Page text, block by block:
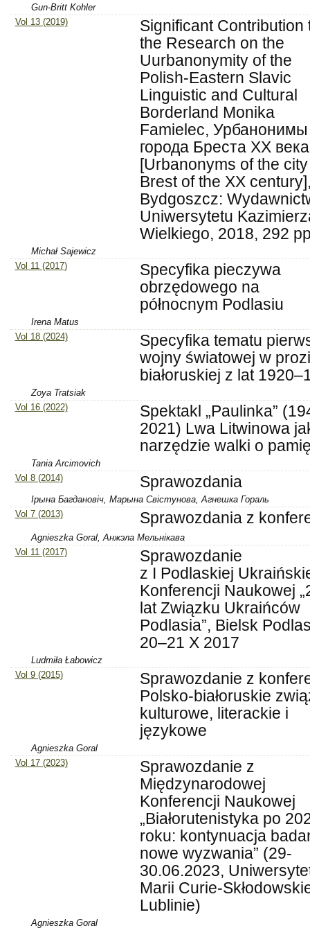
Gun-Britt Kohler
Vol 13 (2019)
Significant Contribution
the Research on the
Uurbanonymity of the
Polish-Eastern Slavic
Linguistic and Cultural
Borderland Monika
Famielec, Урбанонимы
города Бреста XX века
[Urbanonyms of the
Brest of the XX
Bydgoszcz:
Uniwersytetu
Wielkiego, 2018, 292
Michał Sajewicz
Vol 11 (2017)
Specyfika pieczywa
obrzędowego na
północnym Podlasiu
Irena Matus
Vol 18 (2024)
Specyfika tematu
wojny światowej w
białoruskiej z lat
Zoya Tratsiak
Vol 16 (2022)
Spektakl „Paulinka”
2021) Lwa Litwinowa
narzędzie walki o
Tania Arcimovich
Vol 8 (2014)
Sprawozdania
Ірына Багдановіч, Марына Свістунова, Агнешка Гораль
Vol 7 (2013)
Sprawozdania z
Agnieszka Goral, Анжэла Мельнікава
Vol 11 (2017)
Sprawozdanie
z I Podlaskiej
Konferencji Naukowej
lat Związku Ukraińców
Podlasia”, Bielsk
20–21 X 2017
Ludmiła Łabowicz
Vol 9 (2015)
Sprawozdanie z
Polsko-białoruskie
kulturowe, literackie i
językowe
Agnieszka Goral
Vol 17 (2023)
Sprawozdanie z
Międzynarodowej
Konferencji Naukowej
„Białorutenistyka po
roku: kontynuacja
nowe wyzwania” (29-
30.06.2023,
Marii Curie-
Lublinie)
Agnieszka Goral